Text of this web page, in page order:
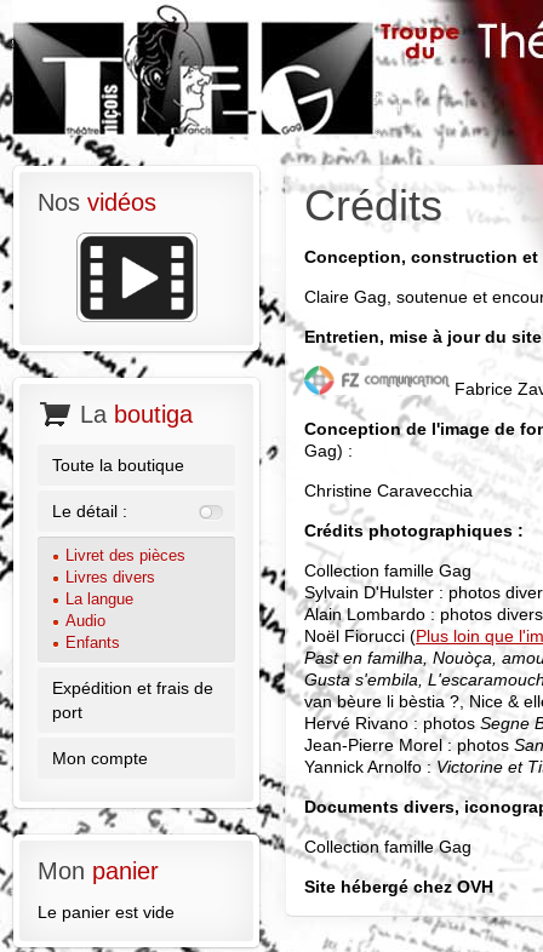
Crédits
Conception, construction
Claire Gag, soutenue et
Entretien, mise à jour du
Fabrice
Conception de l'image de
Gag) :
Christine Caravecchia
Crédits photographiques :
Collection famille Gag
Sylvain D'Hulster : photos
Alain Lombardo : photos
Noël Fiorucci (Plus loin que
Past en familha, Nouòça,
Gusta s'embila,
van bèure li bèstia ?, Nice &
Hervé Rivano : photosSegne
Jean-Pierre Morel : photos
Yannick Arnolfo : Victorine et
Documents divers,
Collection famille Gag
Site hébergé chez OVH
Nos vidéos
La boutiga
Toute la boutique
Le détail :
Livret des pièces
Livres divers
La langue
Audio
Enfants
Expédition et frais de
port
Mon compte
Mon panier
Le panier est vide